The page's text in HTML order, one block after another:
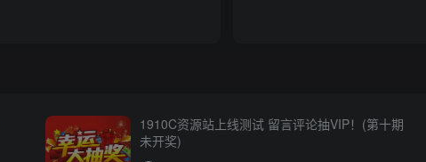
1910C资源站上线测试 留言评论抽VIP！(第十期
未开奖)